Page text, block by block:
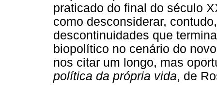
praticado do final do século
como desconsiderar,
descontinuidades que
biopolítico no cenário do
nos citar um longo, mas
política da própria vida, de